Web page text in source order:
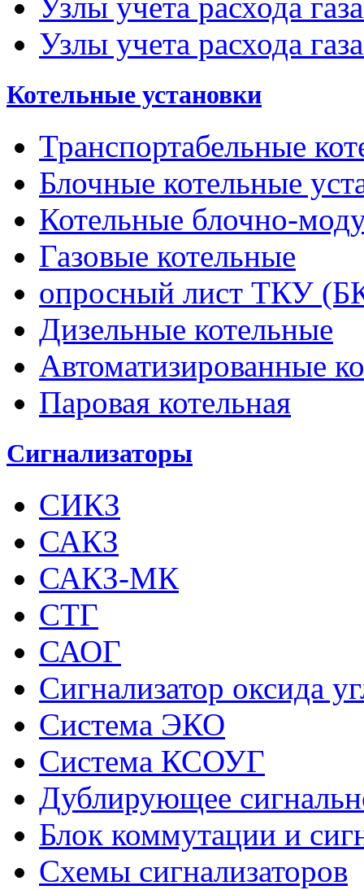
Узлы учета расхода
Котельные установки
Транспортабельные
Блочные котельные
Котельные блочно-
Газовые котельные
опросный лист ТКУ
Дизельные котельные
Автоматизированные
Паровая котельная
Сигнализаторы
СИКЗ
САКЗ
САКЗ-МК
СТГ
САОГ
Сигнализатор оксида
Система ЭКО
Система КСОУГ
Дублирующее
Блок коммутации и
Схемы сигнализаторов